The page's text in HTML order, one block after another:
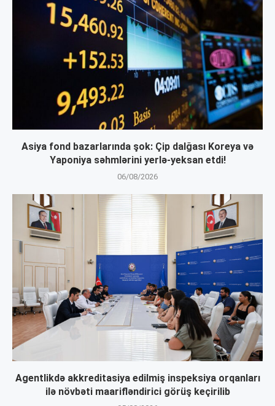
Asiya fond bazarlarında şok: Çip dalğası Koreya və
Yaponiya səhmlərini yerlə-yeksan etdi!
06/08/2026
Agentlikdə akkreditasiya edilmiş inspeksiya orqanları
ilə növbəti maarifləndirici görüş keçirilib